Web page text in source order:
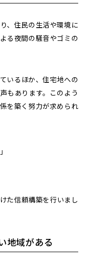
、住民の生活や環境に
る夜間の騒音やゴミの
いるほか、住宅地への
もあります。このよう
を築く努力が求められ
た信頼構築を行いまし
地域がある